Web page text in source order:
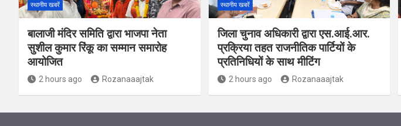
स्थानीय खबरें
बालाजी मंदिर समिति द्वारा भाजपा नेता
सुशील कुमार रिंकू का सम्मान समारोह
आयोजित
2 hours ago Rozanaaajtak
स्थानीय खबरें
जिला चुनाव अधिकारी द्वारा एस.आई.आर.
प्रक्रिया तहत राजनीतिक पार्टियों के
प्रतिनिधियों के साथ मीटिंग
2 hours ago Rozanaaajtak